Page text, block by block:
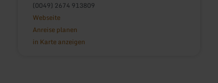
(0049) 2674 913809
Webseite
Anreise planen
in Karte anzeigen